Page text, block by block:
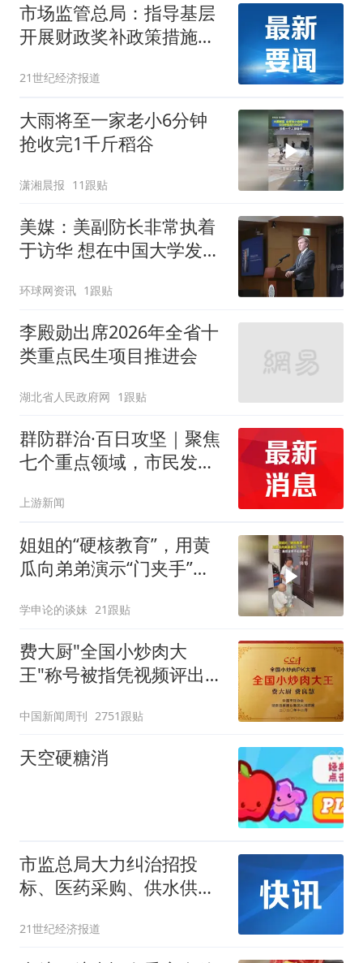
市场监管总局：指导基层
开展财政奖补政策措施审
21世纪经济报道
大雨将至一家老小6分钟
抢收完1千斤稻谷
潇湘晨报 11跟贴
美媒：美副防长非常执着
于访华 想在中国大学发表
环球网资讯 1跟贴
李殿勋出席2026年全省十
类重点民生项目推进会
湖北省人民政府网 1跟贴
群防群治·百日攻坚｜聚焦
七个重点领域，市民发现
报
上游新闻
姐姐的“硬核教育”，用黄
瓜向弟弟演示“门夹手”，
教！
学申论的谈妹 21跟贴
费大厨"全国小炒肉大
王"称号被指凭视频评出
中国新闻周刊 2751跟贴
天空硬糖消
市监总局大力纠治招投
标、医药采购、供水供气
21世纪经济报道